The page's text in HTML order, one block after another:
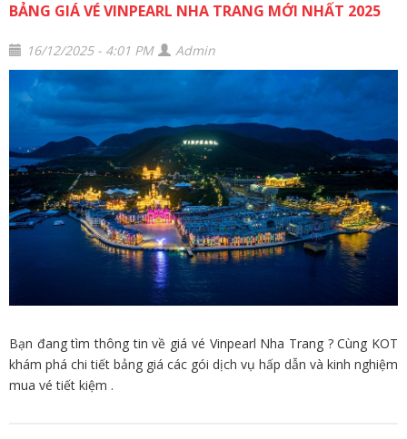
BẢNG GIÁ VÉ VINPEARL NHA TRANG MỚI NHẤT 2025
16/12/2025 - 4:01 PM Admin
Bạn đang tìm thông tin về giá vé Vinpearl Nha Trang ? Cùng KOT
khám phá chi tiết bảng giá các gói dịch vụ hấp dẫn và kinh nghiệm
mua vé tiết kiệm .